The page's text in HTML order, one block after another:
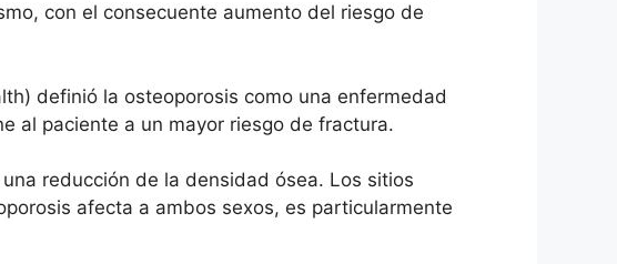
con el consecuente aumento del riesgo de
definió la osteoporosis como una enfermedad
al paciente a un mayor riesgo de fractura.
reducción de la densidad ósea. Los sitios
afecta a ambos sexos, es particularmente